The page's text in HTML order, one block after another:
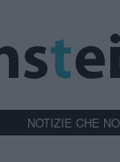
NOTIZIE CHE